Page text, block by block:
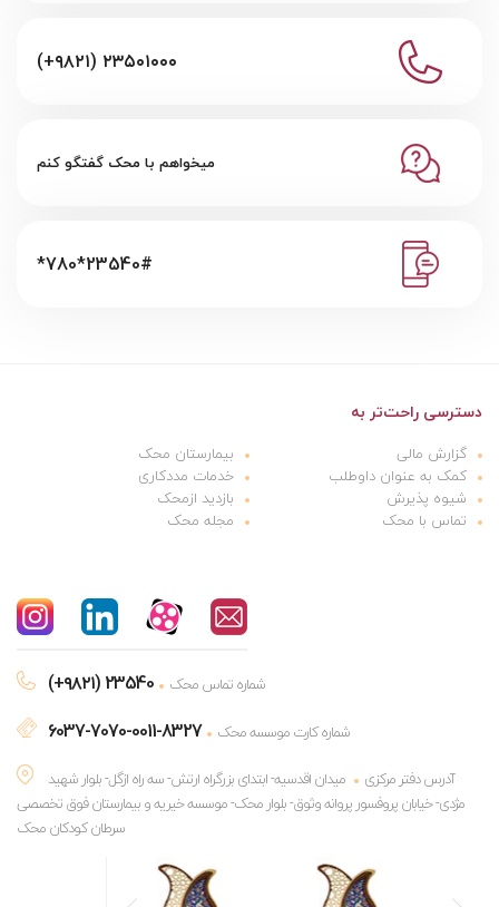
(+۹۸۲۱) ۲۳۵۰۱۰۰۰
میخواهم با محک گفتگو کنم
*780*23540#
دسترسی راحت‌تر به
گزارش مالی
بیمارستان محک
کمک به عنوان داوطلب
خدمات مددکاری
شیوه پذیرش
بازدید ازمحک
تماس با محک
مجله محک
(+۹۸۲۱) 23540 شماره تماس محک
6037-7070-0011-8327
شماره کارت موسسه محک
آدرس دفتر مرکزی
میدان اقدسیه- ابتدای بزرگراه ارتش- سه راه ازگل- بلوار شهید
مژدی- خیابان پروفسور پروانه وثوق- بلوار محک- موسسه خیریه و بیمارستان فوق تخصصی
سرطان کودکان محک